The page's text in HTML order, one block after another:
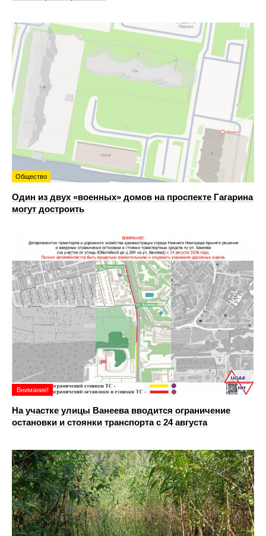
Общество
Один из двух «военных» домов на проспекте Гагарина
могут достроить
Внимание!
На участке улицы Ванеева вводится ограничение
остановки и стоянки транспорта с 24 августа